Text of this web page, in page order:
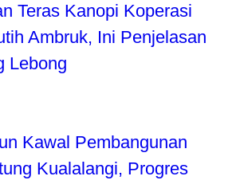
Teras Kanopi Koperasi
Ambruk, Ini Penjelasan
Lebong
Kawal Pembangunan
Kualalangi, Progres